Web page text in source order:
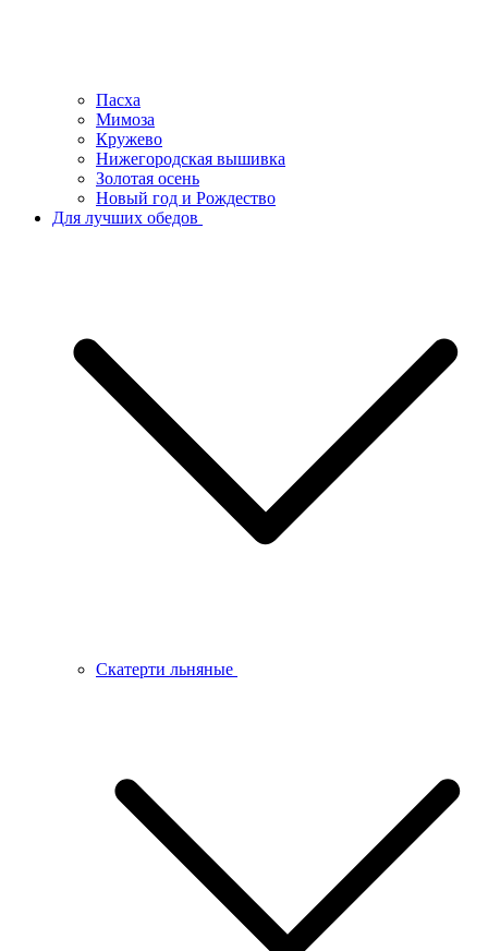
Пасха
Мимоза
Кружево
Нижегородская вышивка
Золотая осень
Новый год и Рождество
Для лучших обедов
Скатерти льняные